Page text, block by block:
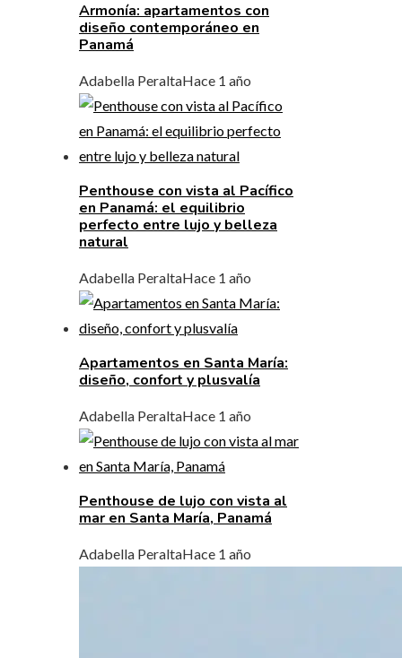
Armonía: apartamentos con
diseño contemporáneo en
Panamá
Adabella PeraltaHace 1 año
Penthouse con vista al Pacífico
en Panamá: el equilibrio
perfecto entre lujo y belleza
natural
Adabella PeraltaHace 1 año
Apartamentos en Santa María:
diseño, confort y plusvalía
Adabella PeraltaHace 1 año
Penthouse de lujo con vista al
mar en Santa María, Panamá
Adabella PeraltaHace 1 año